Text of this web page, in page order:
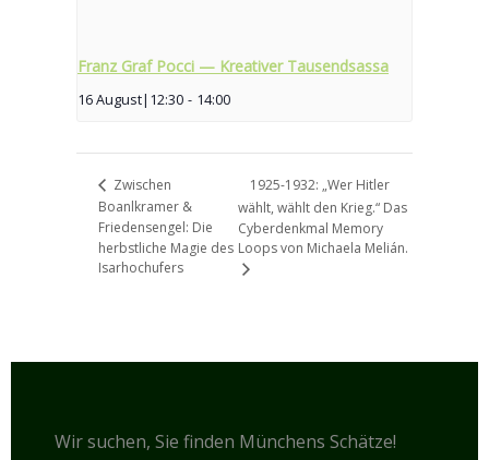
Franz Graf Pocci — Kreativer Tausendsassa
16 August|12:30 - 14:00
Zwischen
Boanlkramer &
Friedensengel: Die
herbstliche Magie des
Isarhochufers
1925-1932: „Wer Hitler
wählt, wählt den Krieg.“ Das
Cyberdenkmal Memory
Loops von Michaela Melián.
Wir suchen, Sie finden Münchens Schätze!